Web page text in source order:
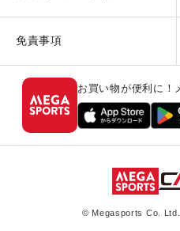
免責事項
お買い物が便利に！
© Megasports Co.